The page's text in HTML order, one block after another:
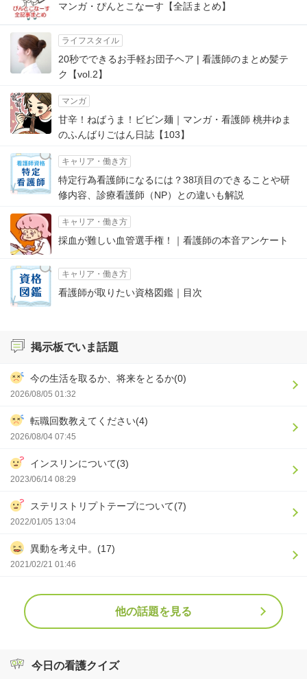
マンガ・ぴんとこなーす【全話まとめ】
ライフスタイル
20秒でできるお手軽お団子ヘア | 看護師のまとめ髪テ
ク【vol.2】
マンガ
甘辛！ねばうま！ビビン麺｜マンガ・看護師 桃井ゆま
のふんばりごはん日誌【103】
キャリア・働き方
特定行為看護師になるには？38項目のできることや研
修内容、診療看護師（NP）との違いも解説
キャリア・働き方
採血が難しい血管選手権！｜看護師の本音アンケート
キャリア・働き方
看護師が取りたい資格図鑑｜目次
掲示板でいま話題
今の生活を取るか、将来をとるか(0)
2026/08/05 01:32
転職回数教えてください(4)
2026/08/04 07:45
インスリンについて(3)
2023/06/14 08:29
ステリストリプトテープについて(7)
2022/01/05 13:04
異動を考え中。(17)
2021/02/21 01:46
他の話題を見る
今日の看護クイズ